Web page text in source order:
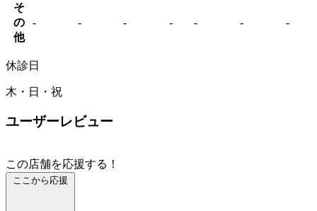
そ
の
他
- - - - - - -
休診日
木・日・祝
ユーザーレビュー
この店舗を応援する！
ここから応援